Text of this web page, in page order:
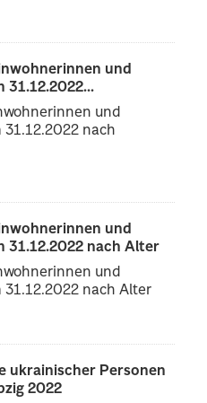
und
31.12.2022...
und
nach
und
31.12.2022 nach Alter
und
31.12.2022 nach Alter
ukrainischer Personen
2022